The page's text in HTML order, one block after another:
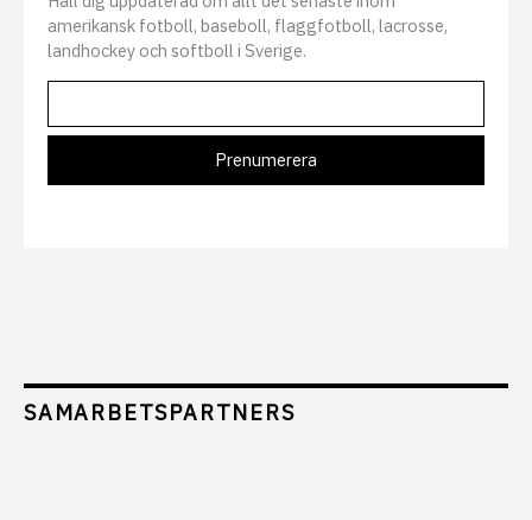
amerikansk fotboll, baseboll, flaggfotboll, lacrosse,
landhockey och softboll i Sverige.
SAMARBETSPARTNERS